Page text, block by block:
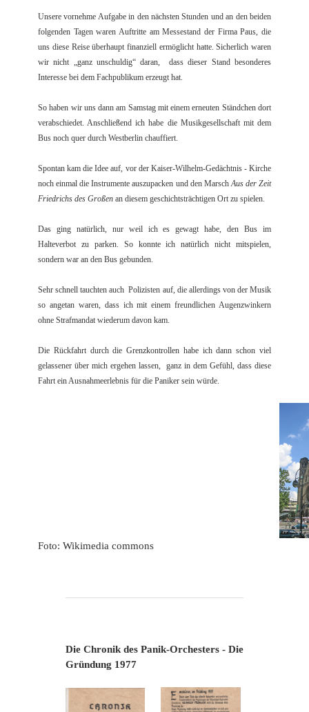
Unsere vornehme Aufgabe in den nächsten Stunden und an den beiden
folgenden Tagen waren Auftritte am Messestand der Firma Paus, die
uns diese Reise überhaupt finanziell ermöglicht hatte. Sicherlich waren
wir nicht „ganz unschuldig“ daran, dass dieser Stand besonderes
Interesse bei dem Fachpublikum erzeugt hat.
So haben wir uns dann am Samstag mit einem erneuten Ständchen dort
verabschiedet. Anschließend ich habe die Musikgesellschaft mit dem
Bus noch quer durch Westberlin chauffiert.
Spontan kam die Idee auf, vor der Kaiser-Wilhelm-Gedächtnis - Kirche
noch einmal die Instrumente auszupacken und den MarschAus der Zeit
Friedrichs des Großen an diesem geschichtsträchtigen Ort zu spielen.
Das ging natürlich, nur weil ich es gewagt habe, den Bus im
Halteverbot zu parken. So konnte ich natürlich nicht mitspielen,
sondern war an den Bus gebunden.
Sehr schnell tauchten auch Polizisten auf, die allerdings von der Musik
so angetan waren, dass ich mit einem freundlichen Augenzwinkern
ohne Strafmandat wiederum davon kam.
Die Rückfahrt durch die Grenzkontrollen habe ich dann schon viel
gelassener über mich ergehen lassen, ganz in dem Gefühl, dass diese
Fahrt ein Ausnahmeerlebnis für die Paniker sein würde.
Foto: Wikimedia commons
Die Chronik des Panik-Orchesters - Die
Gründung 1977